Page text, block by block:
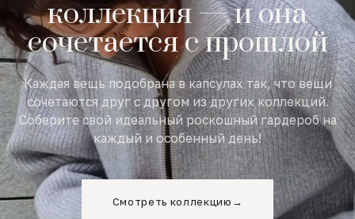
коллекция — и она
сочетается с прошлой
Каждая вещь подобрана в капсулах так, что вещи
сочетаются друг с другом из других коллекций.
Соберите свой идеальный роскошный гардероб на
каждый и особенный день!
Смотреть коллекцию →